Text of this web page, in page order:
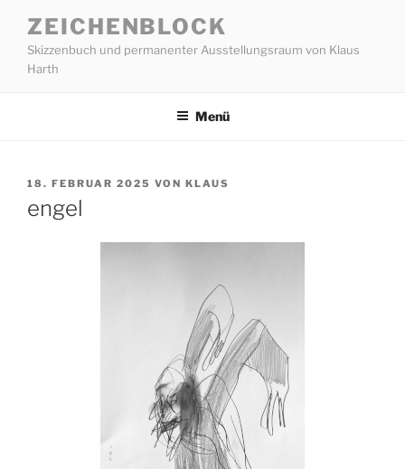
Inhalt
springen
ZEICHENBLOCK
Skizzenbuch und permanenter Ausstellungsraum von Klaus
Harth
Menü
VERÖFFENTLICHT
18. FEBRUAR 2025 VON KLAUS
engel